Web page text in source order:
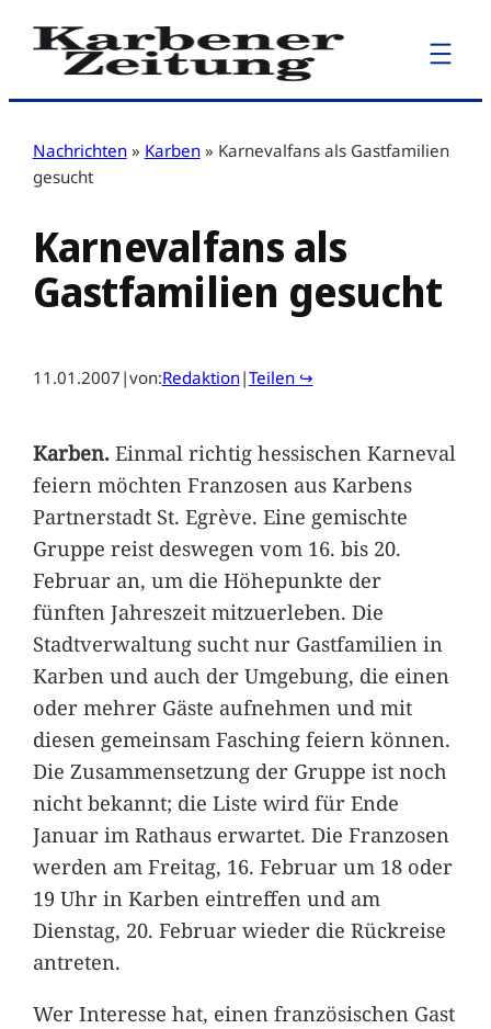
Zum
Inhalt
Nachrichten » Karben » Karnevalfans als Gastfamilien
gesucht
Karnevalfans als
Gastfamilien gesucht
11.01.2007 |von:Redaktion|Teilen ↪
Karben.Einmal richtig hessischen Karneval
feiern möchten Franzosen aus Karbens
Partnerstadt St. Egrève. Eine gemischte
Gruppe reist deswegen vom 16. bis 20.
Februar an, um die Höhepunkte der
fünften Jahreszeit mitzuerleben. Die
Stadtverwaltung sucht nur Gastfamilien in
Karben und auch der Umgebung, die einen
oder mehrer Gäste aufnehmen und mit
diesen gemeinsam Fasching feiern können.
Die Zusammensetzung der Gruppe ist noch
nicht bekannt; die Liste wird für Ende
Januar im Rathaus erwartet. Die Franzosen
werden am Freitag, 16. Februar um 18 oder
19 Uhr in Karben eintreffen und am
Dienstag, 20. Februar wieder die Rückreise
antreten.
Wer Interesse hat, einen französischen Gast